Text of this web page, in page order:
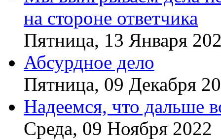
на стороне ответчика
Пятница, 13 Января
Абсурдное дело
Пятница, 09 Декабря
Надеемся, что дальше
Среда, 09 Ноября 2022